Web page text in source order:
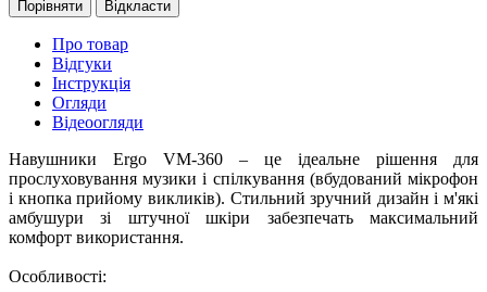
Порівняти Відкласти
Про товар
Відгуки
Інструкція
Огляди
Відеоогляди
Навушники Ergo VM-360 – це ідеальне рішення для
прослуховування музики і спілкування (вбудований мікрофон
і кнопка прийому викликів). Стильний зручний дизайн і м'які
амбушури зі штучної шкіри забезпечать максимальний
комфорт використання.
Особливості: